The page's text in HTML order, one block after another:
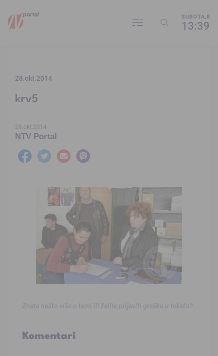
SUBOTA,8
13:39
28.okt.2014
krv5
28.okt.2014
NTV Portal
Komentari